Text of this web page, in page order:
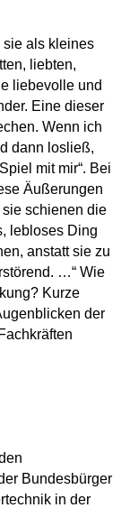
sie als kleines
liebten,
liebevolle und
Eine dieser
Wenn ich
dann losließ,
mit mir“. Bei
Äußerungen
schienen die
lebloses Ding
anstatt sie zu
…“ Wie
Kurze
der
Bundesbürger
in der